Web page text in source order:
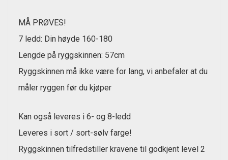
MÅ PRØVES!
7 ledd: Din høyde 160-180
Lengde på ryggskinnen: 57cm
Ryggskinnen må ikke være for lang, vi anbefaler at du
måler ryggen før du kjøper
Kan også leveres i 6- og 8-ledd
Leveres i sort / sort-sølv farge!
Ryggskinnen tilfredstiller kravene til godkjent level 2